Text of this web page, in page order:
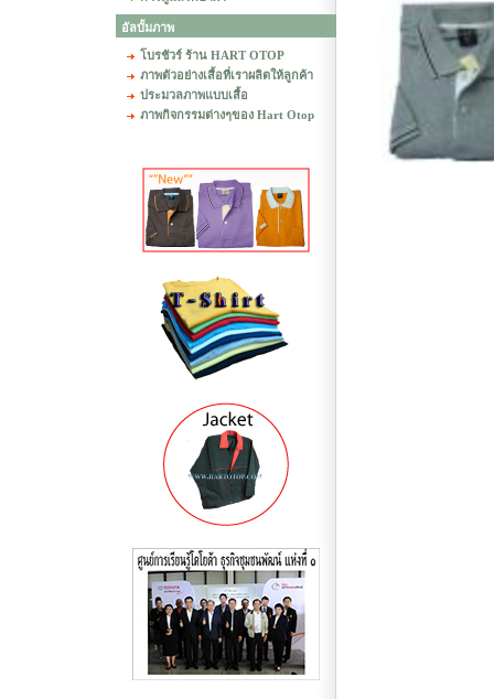
อัลบั้มภาพ
โบรชัวร์ ร้าน HART OTOP
ภาพตัวอย่างเสื้อที่เราผลิตให้ลูกค้า
ประมวลภาพแบบเสื้อ
ภาพกิจกรรมต่างๆของ Hart Otop